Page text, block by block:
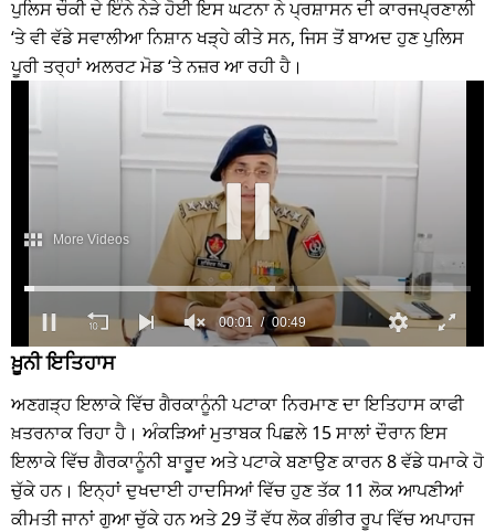
ਪੁਲਿਸ ਚੌਕੀ ਦੇ ਇੰਨੇ ਨੇੜੇ ਹੋਈ ਇਸ ਘਟਨਾ ਨੇ ਪ੍ਰਸ਼ਾਸਨ ਦੀ ਕਾਰਜਪ੍ਰਣਾਲੀ
‘ਤੇ ਵੀ ਵੱਡੇ ਸਵਾਲੀਆ ਨਿਸ਼ਾਨ ਖੜ੍ਹੇ ਕੀਤੇ ਸਨ, ਜਿਸ ਤੋਂ ਬਾਅਦ ਹੁਣ ਪੁਲਿਸ
ਪੂਰੀ ਤਰ੍ਹਾਂ ਅਲਰਟ ਮੋਡ ‘ਤੇ ਨਜ਼ਰ ਆ ਰਹੀ ਹੈ।
ਖ਼ੂਨੀ ਇਤਿਹਾਸ
ਅਣਗੜ੍ਹ ਇਲਾਕੇ ਵਿੱਚ ਗੈਰਕਾਨੂੰਨੀ ਪਟਾਕਾ ਨਿਰਮਾਣ ਦਾ ਇਤਿਹਾਸ ਕਾਫੀ
ਖ਼ਤਰਨਾਕ ਰਿਹਾ ਹੈ। ਅੰਕੜਿਆਂ ਮੁਤਾਬਕ ਪਿਛਲੇ 15 ਸਾਲਾਂ ਦੌਰਾਨ ਇਸ
ਇਲਾਕੇ ਵਿੱਚ ਗੈਰਕਾਨੂੰਨੀ ਬਾਰੂਦ ਅਤੇ ਪਟਾਕੇ ਬਣਾਉਣ ਕਾਰਨ 8 ਵੱਡੇ ਧਮਾਕੇ ਹੋ
ਚੁੱਕੇ ਹਨ। ਇਨ੍ਹਾਂ ਦੁਖਦਾਈ ਹਾਦਸਿਆਂ ਵਿੱਚ ਹੁਣ ਤੱਕ 11 ਲੋਕ ਆਪਣੀਆਂ
ਕੀਮਤੀ ਜਾਨਾਂ ਗੁਆ ਚੁੱਕੇ ਹਨ ਅਤੇ 29 ਤੋਂ ਵੱਧ ਲੋਕ ਗੰਭੀਰ ਰੂਪ ਵਿੱਚ ਅਪਾਹਜ